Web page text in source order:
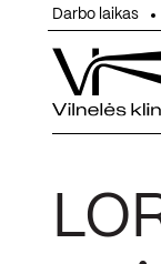
Eiti prie turinio
Darbo laikas